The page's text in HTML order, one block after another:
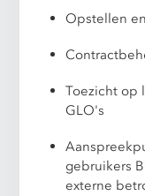
Opstellen
Toezicht op
GLO's
gebruikers
externe